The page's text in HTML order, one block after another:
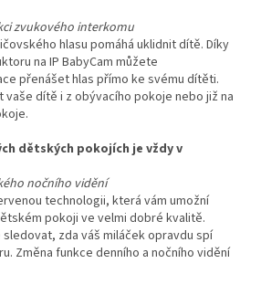
zvukového interkomu
hlasu pomáhá uklidnit dítě. Díky
na IP BabyCam můžete
přenášet hlas přímo ke svému dítěti.
vaše dítě i z obývacího pokoje nebo již na
dětských pokojích je vždy v
nočního vidění
technologii, která vám umožní
pokoji ve velmi dobré kvalitě.
zda váš miláček opravdu spí
Změna funkce denního a nočního vidění